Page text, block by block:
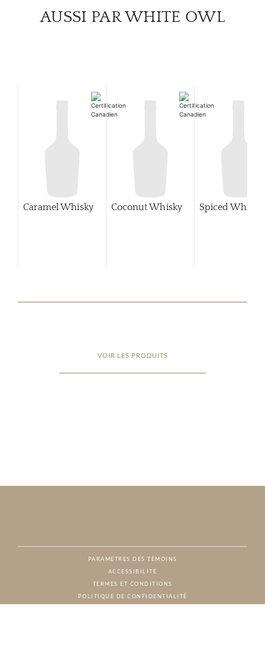
AUSSI PAR WHITE OWL
Caramel Whisky Coconut Whisky Spiced Whisky
VOIR LES PRODUITS
PARAMÈTRES DES TÉMOINS
ACCESSIBILITÉ
TERMES ET CONDITIONS
POLITIQUE DE CONFIDENTIALITÉ